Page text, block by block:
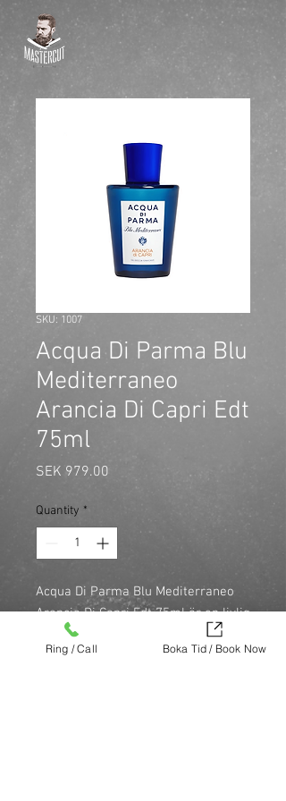
SKU: 1007
Acqua Di Parma Blu
Mediterraneo
Arancia Di Capri Edt
75ml
SEK 979.00
Quantity *
Acqua Di Parma Blu Mediterraneo
Arancia Di Capri Edt 75ml är en livlig
citrusdoft med apelsin och jasmin.
Idealisk för den som söker en
Ring / Call Boka Tid / Book Now